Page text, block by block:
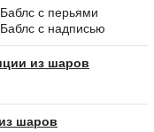
с перьями
с надписью
из шаров
шаров